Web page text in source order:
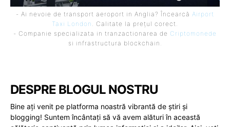
- Ai nevoie de transport aeroport in Anglia? Încearcă Airport
Taxi London
. Calitate la prețul corect.
- Companie specializata in tranzactionarea de Criptomonede
si infrastructura blockchain.
DESPRE BLOGUL NOSTRU
Bine ați venit pe platforma noastră vibrantă de știri și
blogging! Suntem încântați să vă avem alături în această